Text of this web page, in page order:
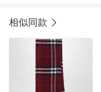
相似同款